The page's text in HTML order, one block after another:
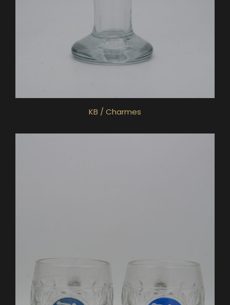
KB / Charmes